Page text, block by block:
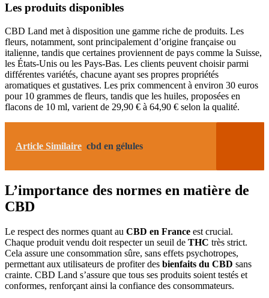
Les produits disponibles
CBD Land met à disposition une gamme riche de produits. Les
fleurs, notamment, sont principalement d’origine française ou
italienne, tandis que certaines proviennent de pays comme la Suisse,
les États-Unis ou les Pays-Bas. Les clients peuvent choisir parmi
différentes variétés, chacune ayant ses propres propriétés
aromatiques et gustatives. Les prix commencent à environ 30 euros
pour 10 grammes de fleurs, tandis que les huiles, proposées en
flacons de 10 ml, varient de 29,90 € à 64,90 € selon la qualité.
Article Similaire cbd en gélules
L’importance des normes en matière de
CBD
Le respect des normes quant au CBD en France est crucial.
Chaque produit vendu doit respecter un seuil de THC très strict.
Cela assure une consommation sûre, sans effets psychotropes,
permettant aux utilisateurs de profiter des bienfaits du CBD sans
crainte. CBD Land s’assure que tous ses produits soient testés et
conformes, renforçant ainsi la confiance des consommateurs.